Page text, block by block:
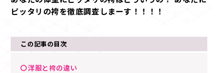
ピッタリの袴を徹底調査しまーす！！！！
この記事の目次
〇洋服と袴の違い